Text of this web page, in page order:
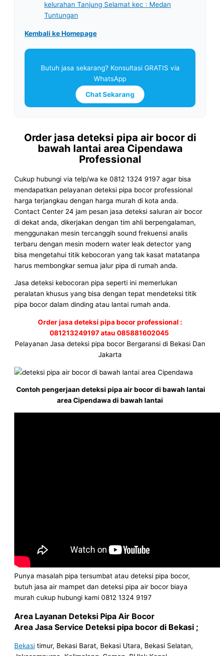
kelurahan Tanjung Selamat kec : Medan
Tuntungan
Kembali ke Homepage
Butuh jasa sekarang? Konsultasi GRATIS via
WhatsApp
Chat Sekarang
Order jasa deteksi pipa air bocor di
bawah lantai area Cipendawa
Professional
Cukup hubungi via telp/wa ke 0812 1324 9197 agar bisa
mendapatkan pelayanan deteksi pipa bocor professional
harga terjangkau dengan harga murah di kota anda.
Contact Center 24 jam pesan jasa deteksi saluran air bocor
di dekat anda, dikerjakan dengan tim ahli berpengalaman,
menggunakan mesin tercanggih sound frekuensi analis
terbaru dengan mesin modern water leak detector yang
bisa mengetahui titik kebocoran yang tak kasat matatanpa
harus membongkar semua jalur pipa di rumah anda.
Jasa deteksi kebocoran pipa seperti ini memerlukan
peralatan khusus yang bisa dengan tepat mendeteksi titik
pipa bocor dalam dinding atau lantai rumah anda.
Order jasa deteksi pipa bocor professional :
081213249197 atau 085881602045
Pelayanan Jasa deteksi pipa bocor Bergaransi di Bekasi Dan
Jakarta
Contoh pengerjaan deteksi pipa air bocor di bawah lantai
area Cipendawa di bawah lantai
Punya masalah pipa tersumbat atau deteksi pipa bocor,
butuh jasa air mampet dan deteksi pipa air bocor biaya
murah cukup hubungi kami 0812 1324 9197
Area Layanan Deteksi Pipa Air Bocor
Area Jasa Service Deteksi pipa bocor di Bekasi ;
Bekasi timur, Bekasi Barat, Bekasi Utara, Bekasi Selatan,